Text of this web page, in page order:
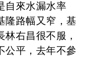
自來水漏水率
隆路幅又窄，基
右昌很不服，
公平，去年不參